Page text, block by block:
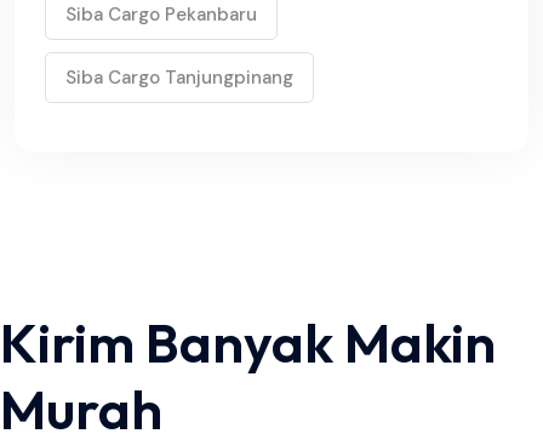
Siba Cargo Pekanbaru
Siba Cargo Tanjungpinang
Kirim Banyak Makin
Murah